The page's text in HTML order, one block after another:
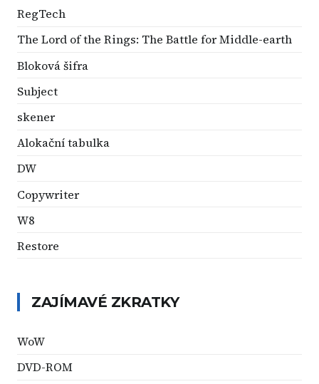
RegTech
The Lord of the Rings: The Battle for Middle-earth
Bloková šifra
Subject
skener
Alokační tabulka
DW
Copywriter
W8
Restore
ZAJÍMAVÉ ZKRATKY
WoW
DVD-ROM